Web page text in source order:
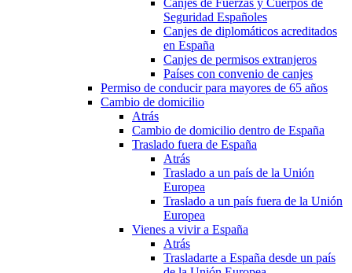
Canjes de Fuerzas y Cuerpos de
Seguridad Españoles
Canjes de diplomáticos acreditados
en España
Canjes de permisos extranjeros
Países con convenio de canjes
Permiso de conducir para mayores de 65 años
Cambio de domicilio
Atrás
Cambio de domicilio dentro de España
Traslado fuera de España
Atrás
Traslado a un país de la Unión
Europea
Traslado a un país fuera de la Unión
Europea
Vienes a vivir a España
Atrás
Trasladarte a España desde un país